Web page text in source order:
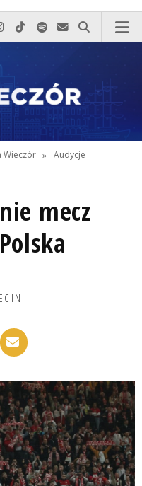
do nas zadzwoń
nas na Facebook-u
nas na X
Odwiedź nas na Instagram-ie
Odwiedź nas na TikTok-u
Szukaj nas na Spotify
Wyślij do nas
Szukaj
Wieczór » Audycje
mecz